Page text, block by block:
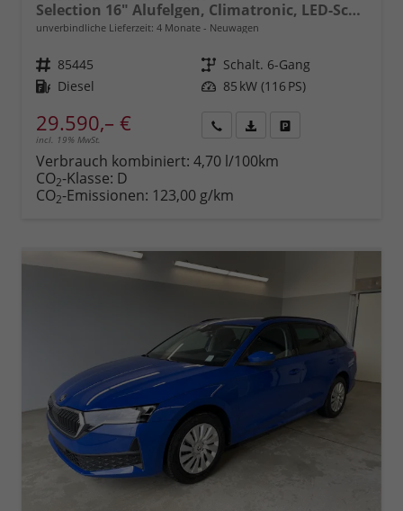
Selection 16" Alufelgen, Climatronic, LED-Scheinwerfer, Parksensoren hinten, Radio 10" + Wireless Smartlink, Tempomat, Multifunktions-Lederlenkrad, Dachreling uvm.
unverbindliche Lieferzeit: 4 Monate Neuwagen
Fahrzeugnr. 85445 Getriebe Schalt. 6-Gang
Kraftstoff Diesel Leistung 85 kW (116 PS)
29.590,– €
incl. 19% MwSt.
anfordern
Datei,
Verbrauch kombiniert: 4,70 l/100km
CO2-Klasse: D
CO2-Emissionen: 123,00 g/km